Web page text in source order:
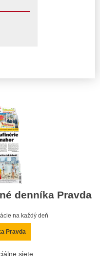
denníka Pravda
na každý deň
Pravda
siete